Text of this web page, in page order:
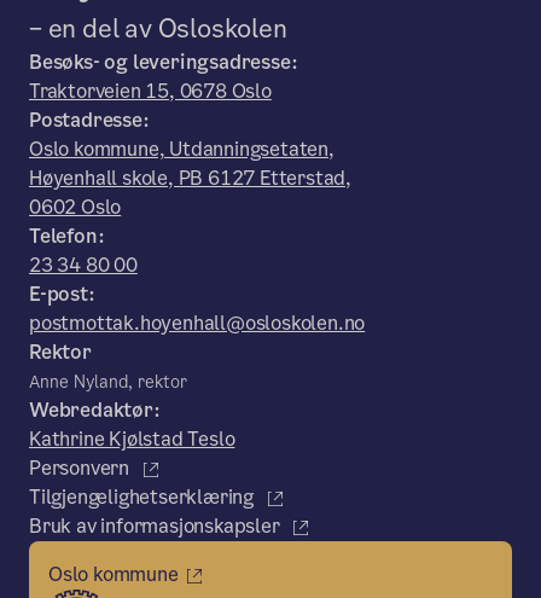
– en del av Osloskolen
Besøks- og leveringsadresse:
Traktorveien 15, 0678 Oslo
Postadresse:
Oslo kommune, Utdanningsetaten,
Høyenhall skole, PB 6127 Etterstad,
0602 Oslo
Telefon:
23 34 80 00
E-post:
postmottak.hoyenhall@osloskolen.no
Rektor
Anne Nyland, rektor
Webredaktør:
Kathrine Kjølstad Teslo
Personvern
Tilgjengelighetserklæring
Bruk av informasjonskapsler
Oslo kommune